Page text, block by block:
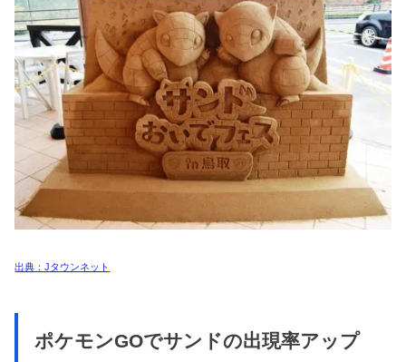
出典：Jタウンネット
ポケモンGOでサンドの出現率アップ